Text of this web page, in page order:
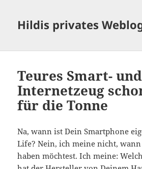
Hildis privates
Teures Smart- und
Internetzeug
für die Tonne
Na, wann ist Dein Smartphone
Life? Nein, ich meine nicht,
haben möchtest. Ich meine: